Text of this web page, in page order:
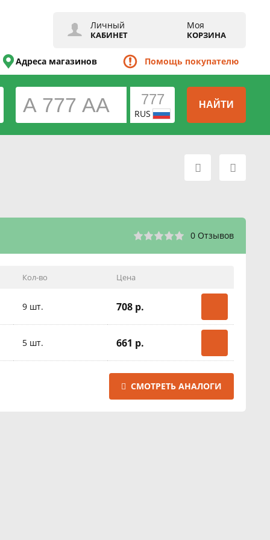
Личный
КАБИНЕТ
Моя
КОРЗИНА
Адреса магазинов Помощь покупателю
RUS
НАЙТИ
0 Отзывов
Кол-во Цена
9 шт. 708 р.
5 шт. 661 р.
СМОТРЕТЬ АНАЛОГИ